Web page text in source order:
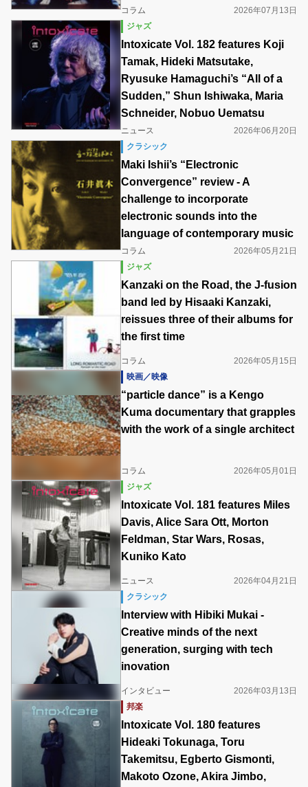
コラム
2026年07月13日
ジャズ
Intoxicate Vol. 182 features Koji
Tamak, Hideki Matsutake,
Ryusuke Hamaguchi’s “All of a
Sudden,” Shun Ishiwaka, Maria
Schneider, Nobuo Uematsu
ニュース
2026年06月20日
クラシック
Maki Ishii’s “Electronic
Convergence” review - A
challenge to incorporate
electronic sounds into the
language of contemporary music
コラム
2026年05月21日
ジャズ
Kanzaki on the Road, the J-fusion
band led by Hisaaki Kanzaki,
reissues three of their albums for
the first time
コラム
2026年05月15日
映画／映像
“particle dance” is a Kengo
Kuma documentary that grapples
with the work of a single architect
コラム
2026年05月01日
ジャズ
Intoxicate Vol. 181 features Miles
Davis, Alice Sara Ott, Morton
Feldman, Star Wars, Rosas,
Kuniko Kato
ニュース
2026年04月21日
クラシック
Interview with Hibiki Mukai -
Creative minds of the next
generation, surging with tech
inovation
インタビュー
2026年03月13日
邦楽
Intoxicate Vol. 180 features
Hideaki Tokunaga, Toru
Takemitsu, Egberto Gismonti,
Makoto Ozone, Akira Jimbo,